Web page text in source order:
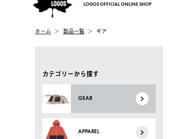
LOGOS OFFICIAL ONLINE SHOP
ホーム 製品一覧 ギア
カテゴリーから探す
GEAR
APPAREL